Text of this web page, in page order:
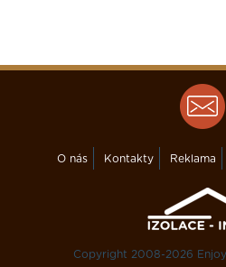
O nás Kontakty Reklama
Copyright 2008-2026